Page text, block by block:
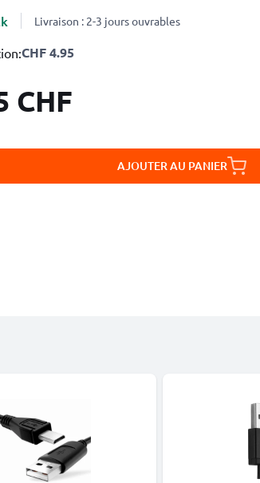
Livraison : 2-3 jours ouvrables
CHF 4.95
CHF
AJOUTER AU PANIER